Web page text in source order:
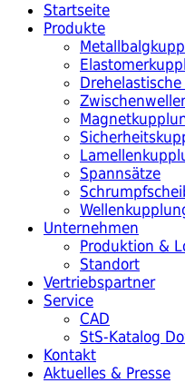
Startseite
Produkte
Spannsätze
Unternehmen
Produktion &
Standort
Vertriebspartner
Service
CAD
StS-Katalog
Kontakt
Aktuelles & Presse